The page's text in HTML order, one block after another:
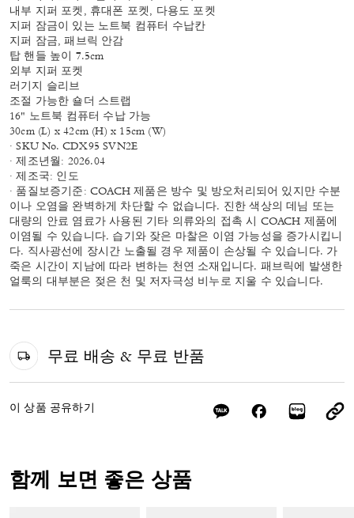
내부 지퍼 포켓, 휴대폰 포켓, 다용도 포켓
지퍼 잠금이 있는 노트북 컴퓨터 수납칸
지퍼 잠금, 패브릭 안감
탑 핸들 높이 7.5cm
외부 지퍼 포켓
러기지 슬리브
조절 가능한 숄더 스트랩
16" 노트북 컴퓨터 수납 가능
30cm (L) x 42cm (H) x 15cm (W)
· SKU No. CDX95 SVN2E
· 제조년월: 2026.04
· 제조국: 인도
· 품질보증기준: COACH 제품은 방수 및 방오처리되어 있지만 수분
이나 오염을 완벽하게 차단할 수 없습니다. 진한 색상의 데님 또는
대량의 안료 염료가 사용된 기타 의류와의 접촉 시 COACH 제품에
이염될 수 있습니다. 습기와 잦은 마찰은 이염 가능성을 증가시킵니
다. 직사광선에 장시간 노출될 경우 제품이 손상될 수 있습니다. 가
죽은 시간이 지남에 따라 변하는 천연 소재입니다. 패브릭에 발생한
얼룩의 대부분은 젖은 천 및 저자극성 비누로 지울 수 있습니다.
무료 배송 & 무료 반품
이 상품 공유하기
함께 보면 좋은 상품